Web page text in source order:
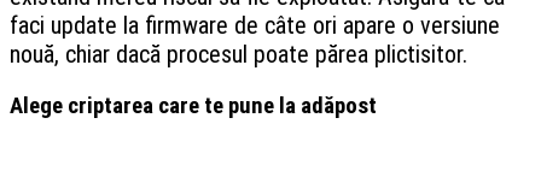
faci update la firmware de câte ori apare o versiune
nouă, chiar dacă procesul poate părea plictisitor.
Alege criptarea care te pune la adăpost